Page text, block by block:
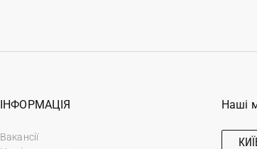
ІНФОРМАЦІЯ
Вакансії
Наші